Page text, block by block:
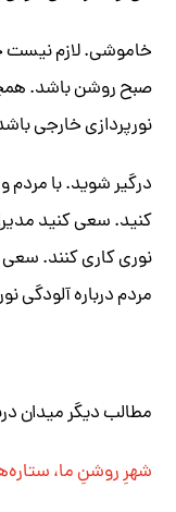
خاموشی. لازم نیست
صبح روشن باشد.
نورپردازی خارجی
درگیر شوید. با مردم
کنید. سعی کنید
نوری کاری کنند.
مردم درباره آلودگی
مطالب دیگر میدان
شهرِ روشنِ ما،